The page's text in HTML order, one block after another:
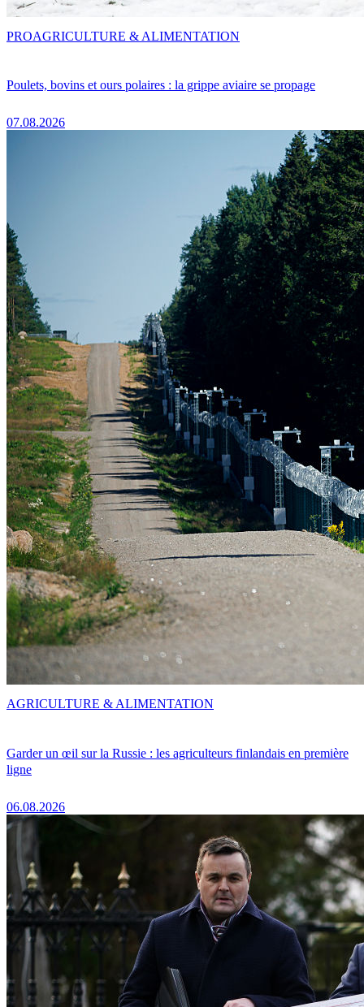
Poulets, bovins et ours polaires : la grippe aviaire se propage
07.08.2026
PROAGRICULTURE & ALIMENTATION
Garder un œil sur la Russie : les agriculteurs finlandais en première
ligne
06.08.2026
AGRICULTURE & ALIMENTATION